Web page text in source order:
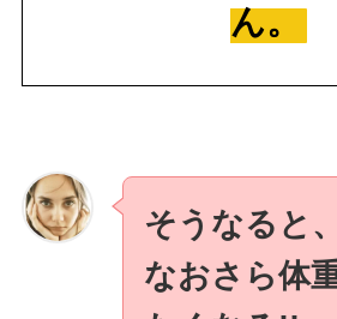
ん。
そうなると、
なおさら体